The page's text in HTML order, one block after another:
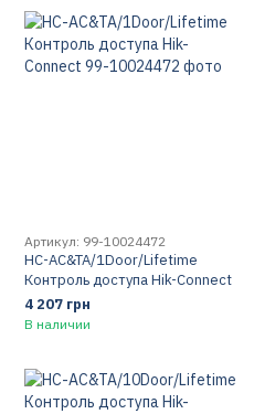
Артикул: 99-10024472
HC-AC&TA/1Door/Lifetime
Контроль доступа Hik-Connect
4 207 грн
В наличии